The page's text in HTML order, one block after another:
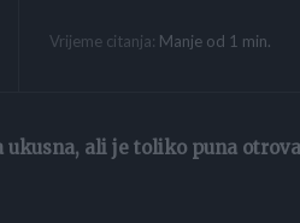
Vrijeme citanja: Manje od 1 min.
ukusna, ali je toliko puna